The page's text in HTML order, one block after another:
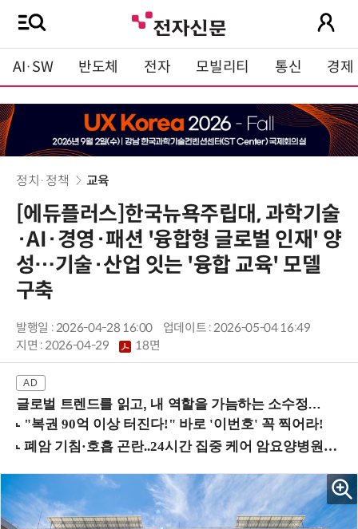
AI·SW 반도체 전자 모빌리티 통신 경제
정치·정책 교육
[에듀플러스]한국뉴욕주립대, 과학기술
·AI·경영·패션 '융합형 글로벌 인재' 양
성…기술·산업 잇는 '융합 교육' 모델
구축
발행일 : 2026-04-28 16:00
업데이트 : 2026-05-04 16:49
지면 :2026-04-29 18면
글로벌 트렌드를 읽고, 내 역할을 가늠하는 소수정예 실습 워크숍 (8/28 신논현역)